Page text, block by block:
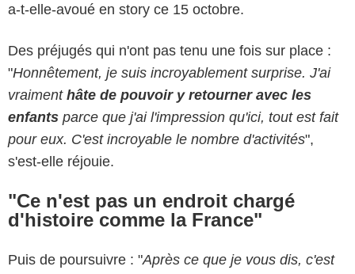
a-t-elle-avoué en story ce 15 octobre.
Des préjugés qui n'ont pas tenu une fois sur place :
"Honnêtement, je suis incroyablement surprise. J'ai
vraiment hâte de pouvoir y retourner avec les
enfants parce que j'ai l'impression qu'ici, tout est fait
pour eux. C'est incroyable le nombre d'activités",
s'est-elle réjouie.
"Ce n'est pas un endroit chargé
d'histoire comme la France"
Puis de poursuivre : "Après ce que je vous dis, c'est